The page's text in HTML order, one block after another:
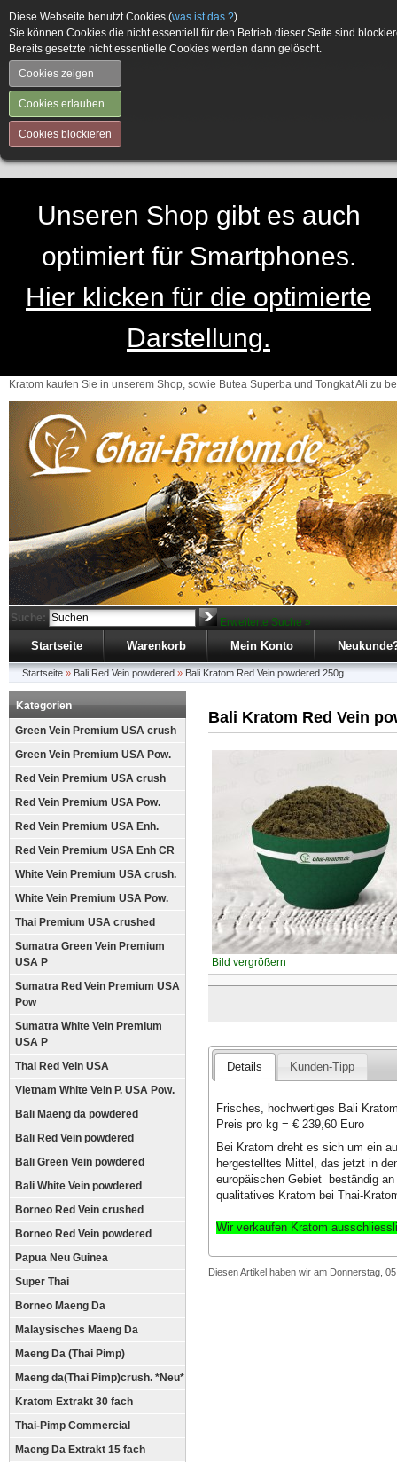
Unseren Shop gibt es auch
optimiert für Smartphones.
Hier klicken für die optimierte
Darstellung.
Diese Webseite benutzt Cookies (was ist das ?)
Sie können Cookies die nicht essentiell für den Betrieb dieser Seite sind
Bereits gesetzte nicht essentielle Cookies werden dann gelöscht.
Cookies zeigen
Cookies erlauben
Cookies blockieren
Kratom kaufen Sie in unserem Shop, sowie Butea Superba und Tongkat Ali zu
Suche: Erweiterte Suche »
Startseite Warenkorb Mein Konto
Startseite » Bali Red Vein powdered » Bali Kratom Red Vein powdered 250g
Kategorien
Green Vein Premium USA crush
Green Vein Premium USA Pow.
Red Vein Premium USA crush
Red Vein Premium USA Pow.
Red Vein Premium USA Enh.
Red Vein Premium USA Enh CR
White Vein Premium USA crush.
White Vein Premium USA Pow.
Thai Premium USA crushed
Sumatra Green Vein Premium
USA P
Sumatra Red Vein Premium USA
Pow
Sumatra White Vein Premium
USA P
Thai Red Vein USA
Vietnam White Vein P. USA Pow.
Bali Maeng da powdered
Bali Red Vein powdered
Bali Green Vein powdered
Bali White Vein powdered
Borneo Red Vein crushed
Borneo Red Vein powdered
Papua Neu Guinea
Super Thai
Borneo Maeng Da
Malaysisches Maeng Da
Maeng Da (Thai Pimp)
Maeng da(Thai Pimp)crush. *Neu*
Kratom Extrakt 30 fach
Thai-Pimp Commercial
Maeng Da Extrakt 15 fach
Bali Kratom Red Vein
Bild vergrößern
Details Kunden-Tipp
Frisches, hochwertiges Bali
Preis pro kg = € 239,60 Euro
Bei Kratom dreht es sich um ein
hergestelltes Mittel, das jetzt in
europäischen Gebiet beständig
qualitatives Kratom bei Thai-
Wir verkaufen Kratom
Diesen Artikel haben wir am Donnerstag,